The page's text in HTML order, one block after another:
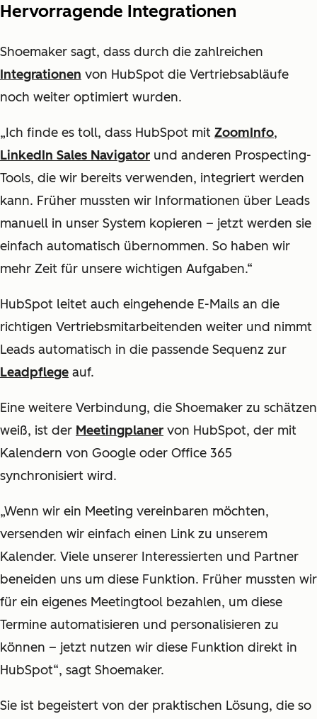
Hervorragende Integrationen
Shoemaker sagt, dass durch die zahlreichen
Integrationen von HubSpot die Vertriebsabläufe
noch weiter optimiert wurden.
„Ich finde es toll, dass HubSpot mit ZoomInfo,
LinkedIn Sales Navigator und anderen Prospecting-
Tools, die wir bereits verwenden, integriert werden
kann. Früher mussten wir Informationen über Leads
manuell in unser System kopieren – jetzt werden sie
einfach automatisch übernommen. So haben wir
mehr Zeit für unsere wichtigen Aufgaben.“
HubSpot leitet auch eingehende E-Mails an die
richtigen Vertriebsmitarbeitenden weiter und nimmt
Leads automatisch in die passende Sequenz zur
Leadpflege auf.
Eine weitere Verbindung, die Shoemaker zu schätzen
weiß, ist der Meetingplaner von HubSpot, der mit
Kalendern von Google oder Office 365
synchronisiert wird.
„Wenn wir ein Meeting vereinbaren möchten,
versenden wir einfach einen Link zu unserem
Kalender. Viele unserer Interessierten und Partner
beneiden uns um diese Funktion. Früher mussten wir
für ein eigenes Meetingtool bezahlen, um diese
Termine automatisieren und personalisieren zu
können – jetzt nutzen wir diese Funktion direkt in
HubSpot“, sagt Shoemaker.
Sie ist begeistert von der praktischen Lösung, die so